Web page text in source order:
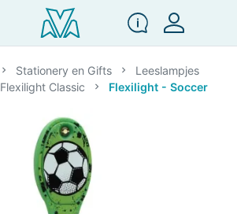
Stationery en Gifts
Leeslampjes
Flexilight Classic Flexilight - Soccer